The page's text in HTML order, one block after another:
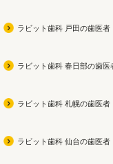
ラビット歯科 戸田の歯医者
ラビット歯科 春日部の歯医
ラビット歯科 札幌の歯医者
ラビット歯科 仙台の歯医者